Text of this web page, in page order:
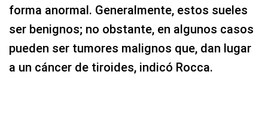
forma anormal. Generalmente, estos sueles
ser benignos; no obstante, en algunos casos
pueden ser tumores malignos que, dan lugar
a un cáncer de tiroides, indicó Rocca.